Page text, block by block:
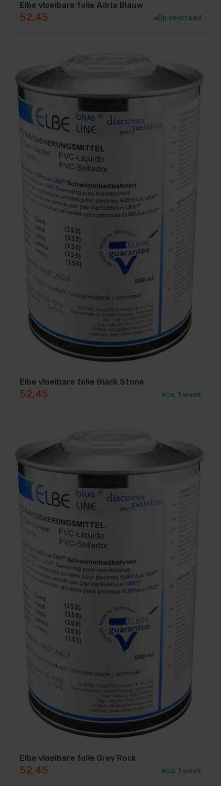
Elbe vloeibare folie Adria Blauw
52,45 Op voorraad
Elbe vloeibare folie Black Stone
52,45 ca. 1 week
Elbe vloeibare folie Grey Rock
52,45 ca. 1 week